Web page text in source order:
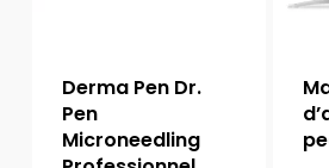
Derma Pen Dr.
Pen
Microneedling